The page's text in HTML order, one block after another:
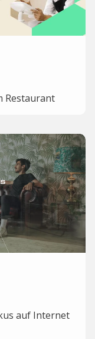
Restaurant
auf Internet